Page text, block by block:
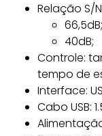
Relação S/
66,5dB;
40dB;
Controle:
tempo de
Interface:
Cabo USB: